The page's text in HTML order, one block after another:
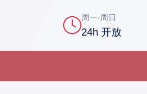
周一-周日
24h 开放